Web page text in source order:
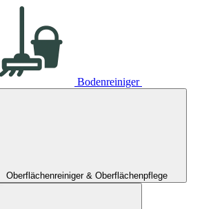
Bodenreiniger
Oberflächenreiniger & Oberflächenpflege